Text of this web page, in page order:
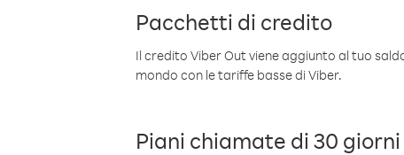
Pacchetti di credito
Il credito Viber Out viene aggiunto al tuo
mondo con le tariffe basse di Viber.
Piani chiamate di 30 giorni